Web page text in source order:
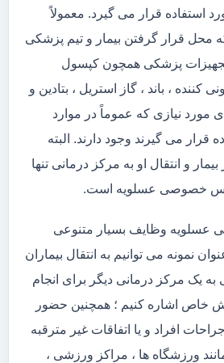
استفاده قرار می گیرد. معمولاً
محل قرار گرفتن بیمار و تیم پزشکی
پزشکی همچون کپسول
کننده ، باند ، گاز استریل ، بتادین و
مورد نیازی که عموماً در موارد
قرار می گیرند وجود دارند. البته
و انتقال او به مرکز درمانی تنها
خصوصی عسلویه است.
عسلویه وظایف بسیار متنوعی
نمونه می توانیم به انتقال بیماران
یک مرکز درمانی دیگر برای انجام
خاص اشاره کنیم ؛ همچنین حضور
افراد و یا اتفاقات غیر مترقبه
ورزشگاه ها ، مراکز ورزشی ،